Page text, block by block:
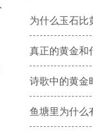
真正的黄金和
诗歌中的黄金
鱼塘里为什么